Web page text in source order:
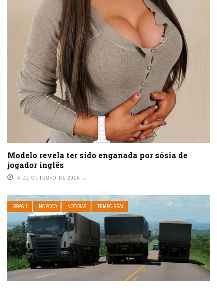
Modelo revela ter sido enganada por sósia de
jogador inglês
4 DE OUTUBRO DE 2014
BRASIL NO FOCO NOTÍCIAS TEMPO REAL